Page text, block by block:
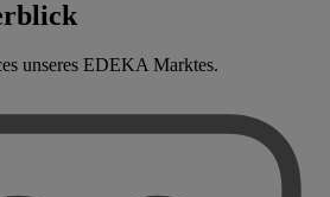
unseres EDEKA Marktes.